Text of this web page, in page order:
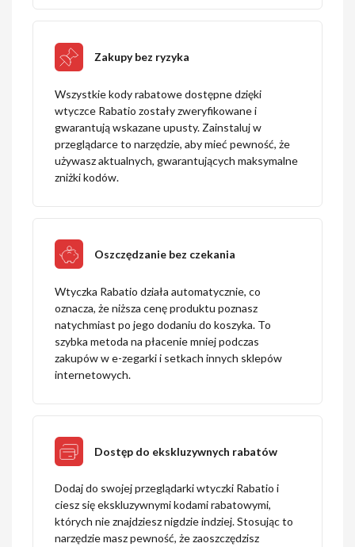
Zakupy bez ryzyka
Wszystkie kody rabatowe dostępne dzięki
wtyczce Rabatio zostały zweryfikowane i
gwarantują wskazane upusty. Zainstaluj w
przeglądarce to narzędzie, aby mieć pewność, że
używasz aktualnych, gwarantujących maksymalne
zniżki kodów.
Oszczędzanie bez czekania
Wtyczka Rabatio działa automatycznie, co
oznacza, że niższa cenę produktu poznasz
natychmiast po jego dodaniu do koszyka. To
szybka metoda na płacenie mniej podczas
zakupów w e-zegarki i setkach innych sklepów
internetowych.
Dostęp do ekskluzywnych rabatów
Dodaj do swojej przeglądarki wtyczki Rabatio i
ciesz się ekskluzywnymi kodami rabatowymi,
których nie znajdziesz nigdzie indziej. Stosując to
narzędzie masz pewność, że zaoszczędzisz